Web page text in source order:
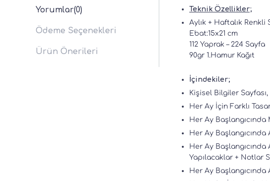
Yorumlar(0)
Ödeme Seçenekleri
Ürün Önerileri
Teknik Özellikler;
Aylık + Haftalık
Ebat:15x21 cm
112 Yaprak – 224 Sayfa
90gr 1.Hamur Kağıt
İçindekiler;
Kişisel Bilgiler Sayfası,
Her Ay İçin Farklı
Her Ay Başlangıcında
Her Ay Başlangıcında
Her Ay
Yapılacaklar + Notlar
Her Ay Başlangıcında